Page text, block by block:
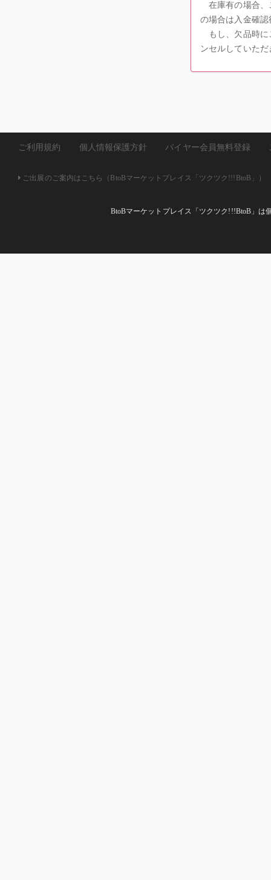
在庫有の場合、
の場合は入金確
もし、欠品時に
ンセルしていた
ご利用規約 個人情報保護方針 バイヤー会員無料登録
ご出展のご案内はこちら（BtoBマーケットプレイス「ツクツク!!!BtoB」）
BtoBマーケットプレイス「ツクツク!!!BtoB」は